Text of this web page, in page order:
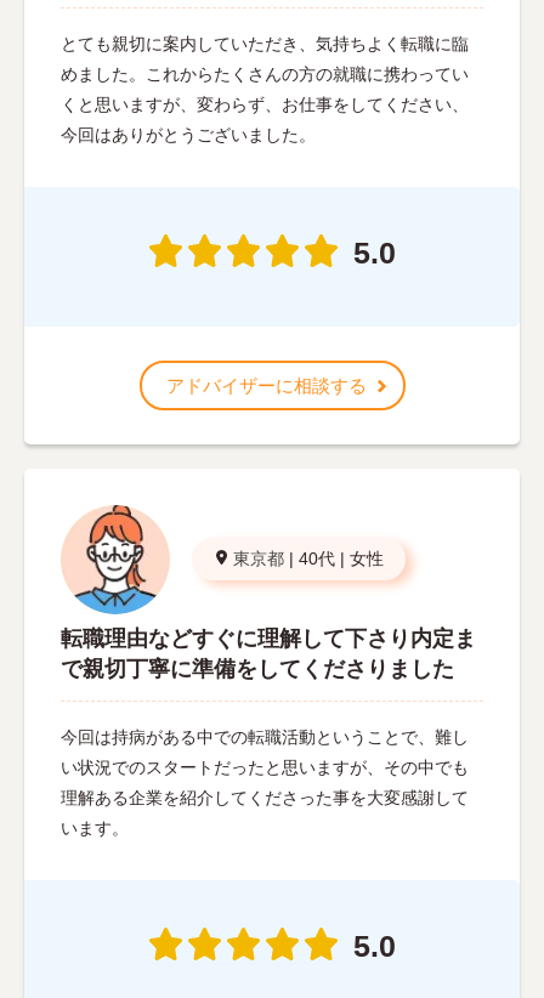
とても親切に案内していただき、気持ちよく転職に臨
めました。これからたくさんの方の就職に携わってい
くと思いますが、変わらず、お仕事をしてください、
今回はありがとうございました。
5.0
アドバイザーに相談する
東京都 | 40代 | 女性
転職理由などすぐに理解して下さり内定ま
で親切丁寧に準備をしてくださりました
今回は持病がある中での転職活動ということで、難し
い状況でのスタートだったと思いますが、その中でも
理解ある企業を紹介してくださった事を大変感謝して
います。
5.0